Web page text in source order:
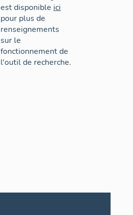
est disponible ici
pour plus de
renseignements
sur le
fonctionnement de
l'outil de recherche.